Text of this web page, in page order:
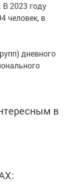
2023 году
человек, в
дневного
в